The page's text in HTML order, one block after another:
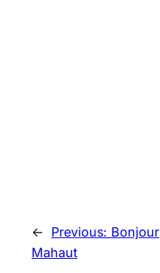
← Previous: Bonjour
Mahaut